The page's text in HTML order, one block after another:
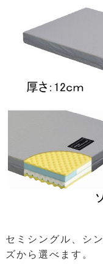
セミシングル、シ
ズから選べます。